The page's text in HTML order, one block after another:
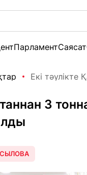
ПарламентСаясат
Екі тәулікте
3